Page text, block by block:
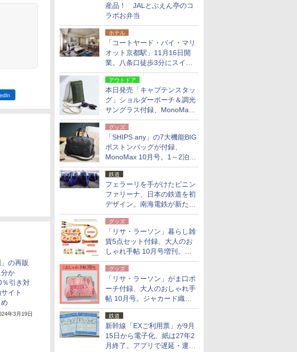
産品！ JALとぶえん亭のコ
ラボお弁当
ホテル
「コートヤード・バイ・マリ
オット京都駅」11月16日開
業。八条口徒歩3分にスイー
ト含む全270室、ダイニング
も併設
アウトドア
本日発売「キャプテンスタッ
グ」ショルダーポーチ＆調光
サングラス付録、MonoMax
9月号増刊
グッズ
「SHIPS any」の7大機能BIG
ボストンバッグが付録、
MonoMax 10月号。1～2泊の
荷物、キャリーオンも可能
鉄道
フェラーリを手がけたピニン
ファリーナ、日本の鉄道を初
デザイン。南海電鉄が新たな
「空港特急」をなにわ筋線へ
導入
グッズ
「リサ・ラーソン」暮らし雑
貨5点セット付録、大人のお
しゃれ手帖 10月号増刊。
USBケーブルや缶ケースなど
グッズ
「リサ・ラーソン」がま口ポ
ーチ付録、大人のおしゃれ手
帖 10月号。ジャカード織の
北欧猫デザイン
鉄道
新幹線「EXご利用票」が9月
15日から電子化、紙は27年2
月終了。アプリで遅延・運休
」の再販
か
引き対
イト
年3月19日